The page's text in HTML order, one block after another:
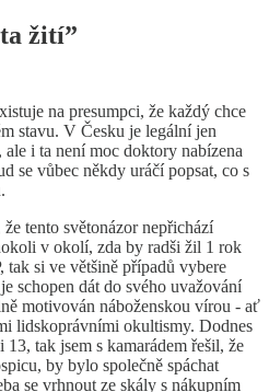
žití”
na presumpci, že každý chce
stavu. V Česku je legální jen
, ale i ta není moc doktory nabízena
se vůbec někdy uráčí popsat, co s
tento světonázor nepřichází
v okolí, zda by radši žil 1 rok
tak si ve většině případů vybere
schopen dát do svého uvažování
motivován náboženskou vírou - ať
lidskoprávními okultismy. Dodnes
tak jsem s kamarádem řešil, že
by bylo společně spáchat
se vrhnout ze skály s nákupním